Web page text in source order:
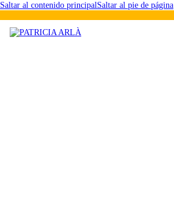
Saltar al contenido principalSaltar al pie de página